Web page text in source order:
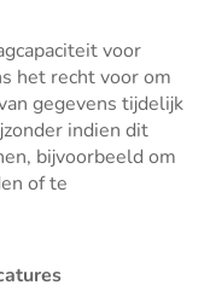
voor
het recht voor om
gegevens tijdelijk
indien dit
bijvoorbeeld om
of te